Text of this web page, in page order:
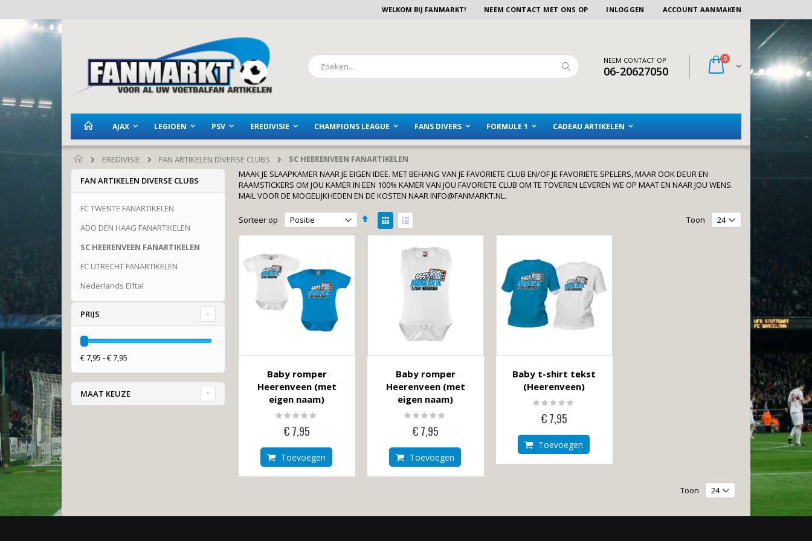
WELKOM BIJ FANMARKT! NEEM CONTACT MET ONS OP INLOGGEN ACCOUNT AANMAKEN
Winkelwagen
0artikelen
Zoeken
NEEM CONTACT OP
06-20627050
AJAX LEGIOEN PSV EREDIVISIE CHAMPIONS LEAGUE FANS DIVERS FORMULE 1 CADEAU ARTIKELEN
HomeEREDIVISIE FAN ARTIKELEN DIVERSE CLUBS
SC HEERENVEEN FANARTIKELEN
MAAK JE SLAAPKAMER NAAR JE EIGEN IDEE. MET BEHANG VAN JE FAVORIETE CLUB EN/OF JE FAVORIETE SPELERS, MAAR OOK DEUR EN
RAAMSTICKERS OM JOU KAMER IN EEN 100% KAMER VAN JOU FAVORIETE CLUB OM TE TOVEREN LEVEREN WE OP MAAT EN NAAR JOU WENS.
MAIL VOOR DE MOGELIJKHEDEN EN DE KOSTEN NAAR INFO@FANMARKT.NL.
Sorteer op
Van
hoog
naar
Tonen
als
Foto-
tabel
Lijst
Toon
Baby romper
Heerenveen (met
eigen naam)
Rating:
0%
€ 7,95
Toevoegen
Baby romper
Heerenveen (met
eigen naam)
Rating:
0%
€ 7,95
Toevoegen
Baby t-shirt tekst
(Heerenveen)
Rating:
0%
€ 7,95
Toevoegen
Toon
FAN ARTIKELEN DIVERSE CLUBS
FC TWENTE FANARTIKELEN
ADO DEN HAAG FANARTIKELEN
SC HEERENVEEN FANARTIKELEN
FC UTRECHT FANARTIKELEN
Nederlands Elftal
PRIJS
€ 7,95 - € 7,95
MAAT KEUZE